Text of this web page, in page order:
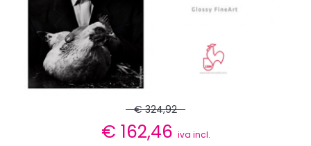
€ 324,92
€ 162,46 iva incl.